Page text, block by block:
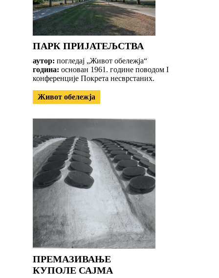
ПАРК ПРИЈАТЕЉСТВА
аутор: погледај „Живот обележја“
година:основан 1961. године поводом I
конференције Покрета несврстаних.
Живот обележја
ПРЕМАЗИВАЊЕ
КУПОЛЕ САЈМА